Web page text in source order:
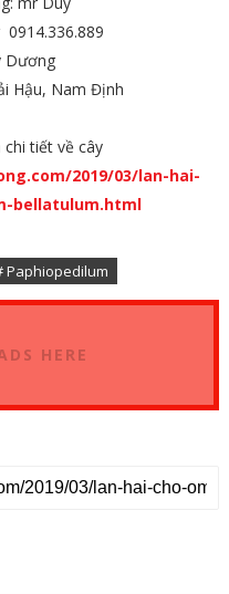
Dương
Hậu, Nam Định
tiết về cây
2019/03/lan-hai-
bellatulum.html
Paphiopedilum
HERE